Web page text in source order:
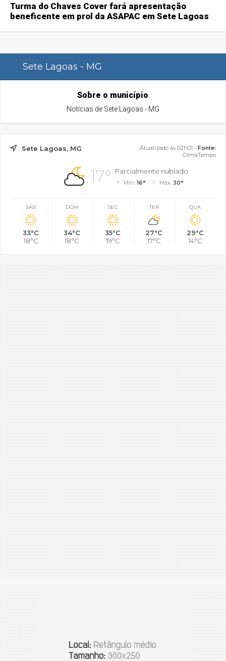
Turma do Chaves Cover fará apresentação
beneficente em prol da ASAPAC em Sete Lagoas
Sete Lagoas - MG
Sobre o município
Notícias de Sete Lagoas - MG
Sete Lagoas, MG Atualizado às 02h01 - Fonte:
ClimaTempo
17° Parcialmente nublado
Mín.16° Máx. 30°
SÁB
33°C
18°C
DOM
34°C
18°C
SEG
35°C
19°C
TER
27°C
17°C
QUA
29°C
14°C